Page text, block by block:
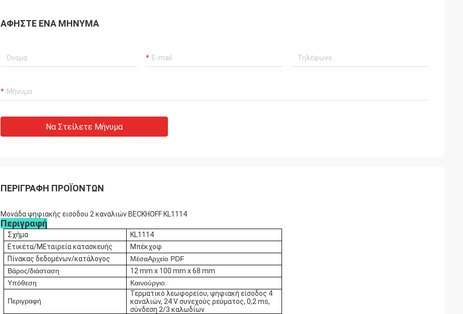
ΑΦΉΣΤΕ ΈΝΑ ΜΉΝΥΜΑ
Να Στείλετε Μήνυμα
ΠΕΡΙΓΡΑΦΉ ΠΡΟΪΌΝΤΩΝ
Μονάδα ψηφιακής εισόδου 2 καναλιών BECKHOFF KL1114
Περιγραφή
Σχήμα
KL1114
Ετικέτα/Μ Εταιρεία κατασκευής
Μπέκχοφ
Πίνακας δεδομένων/κατάλογος
ΜέσαΑρχείο PDF
Βάρος/διάσταση
12 mm x 100 mm x 68 mm
Υπόθεση
Καινούργιο.
Περιγραφή
Τερματικό λεωφορείου, ψηφιακή είσοδος 4
καναλιών, 24 V συνεχούς ρεύματος, 0,2 ms,
σύνδεση 2/3 καλωδίων